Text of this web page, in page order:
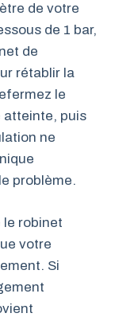
de votre
de 1 bar,
de
rétablir la
le
atteinte, puis
ne
problème.
le robinet
votre
Si